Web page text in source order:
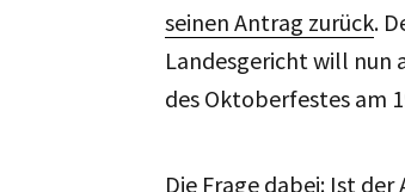
seinen Antrag zurück.
Landesgericht will nun
des Oktoberfestes am
Die Frage dabei: Ist